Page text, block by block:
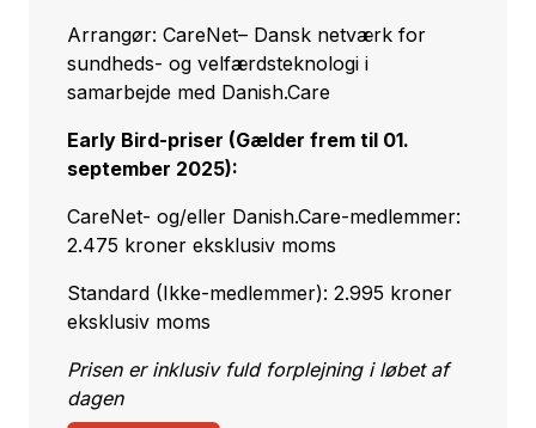
Arrangør: CareNet– Dansk netværk for
sundheds- og velfærdsteknologi i
samarbejde med Danish.Care
Early Bird-priser (Gælder frem til 01.
september 2025):
CareNet- og/eller Danish.Care-medlemmer:
2.475 kroner eksklusiv moms
Standard (Ikke-medlemmer): 2.995 kroner
eksklusiv moms
Prisen er inklusiv fuld forplejning i løbet af
dagen